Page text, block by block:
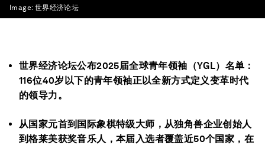
Image: 世界经济论坛
世界经济论坛公布2025届全球青年领袖（YGL）名单：
116位40岁以下的青年领袖正以全新方式定义变革时代
的领导力。
从国家元首到国际象棋特级大师，从独角兽企业创始人
到格莱美获奖音乐人，本届入选者覆盖近50个国家，在